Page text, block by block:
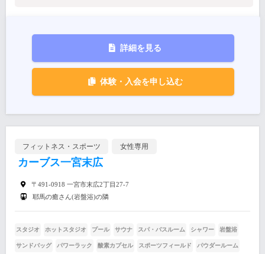
詳細を見る
体験・入会を申し込む
フィットネス・スポーツ 女性専用
カーブス一宮末広
〒491-0918 一宮市末広2丁目27-7
耶馬の癒さん(岩盤浴)の隣
スタジオ ホットスタジオ プール サウナ スパ・バスルーム シャワー 岩盤浴
サンドバッグ パワーラック 酸素カプセル スポーツフィールド パウダールーム